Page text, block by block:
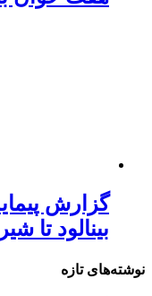
گزارش
بینالود تا شیرباد
نوشته‌های تازه